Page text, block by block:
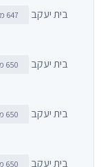
בית יעקב 647 מטר
בית יעקב 650 מטר
בית יעקב 650 מטר
בית יעקב 650 מטר